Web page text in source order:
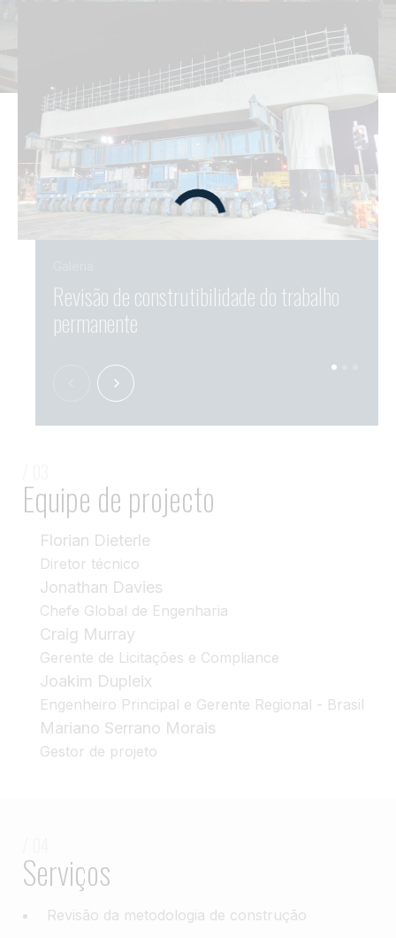
Revisão de construtibilidade do trabalho
permanente
Equipe de projecto
Florian Dieterle
Diretor técnico
Jonathan Davies
Chefe Global de Engenharia
Craig Murray
Gerente de Licitações e Compliance
Joakim Dupleix
Engenheiro Principal e Gerente Regional - Brasil
Mariano Serrano Morais
Gestor de projeto
Serviços
Revisão da metodologia de construção